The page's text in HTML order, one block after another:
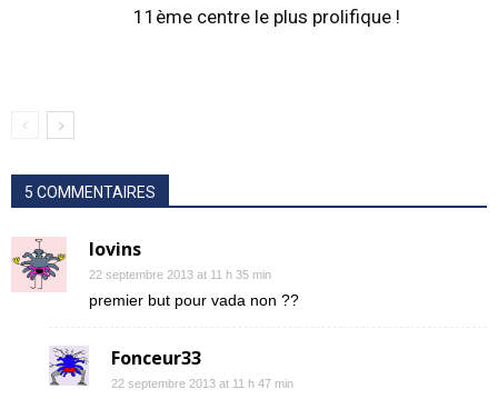
11ème centre le plus prolifique !
5 COMMENTAIRES
lovins
22 septembre 2013 at 11 h 35 min
premier but pour vada non ??
Fonceur33
22 septembre 2013 at 11 h 47 min